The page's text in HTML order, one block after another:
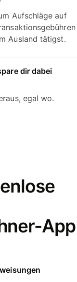
Aufschläge auf
Ausland tätigst.
dir dabei
egal wo.
App